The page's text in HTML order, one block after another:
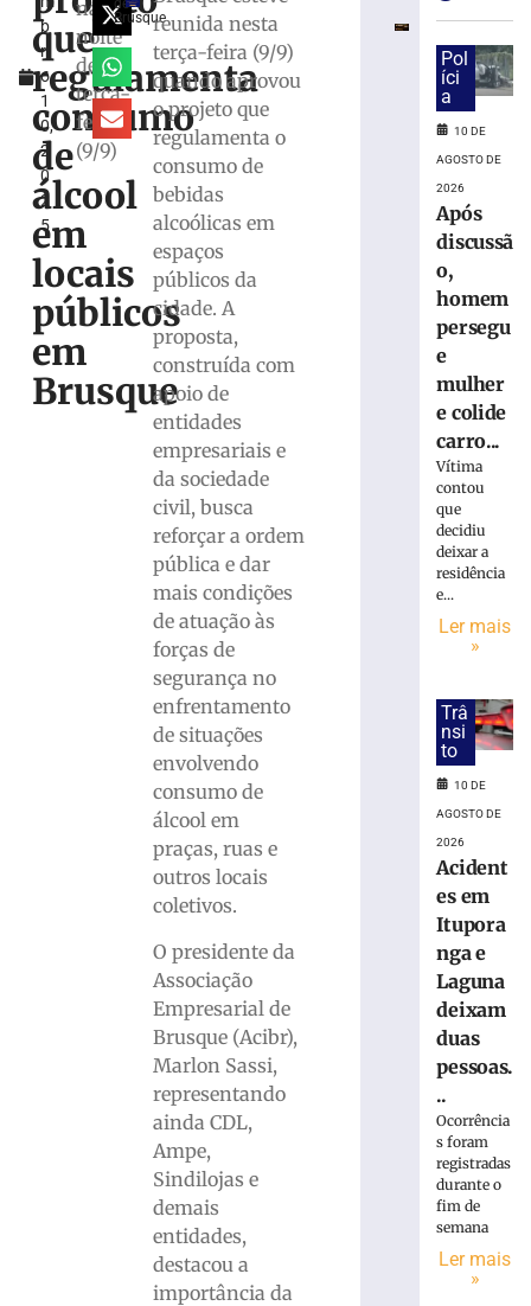
b
r
o
1
0,
2
0
2
5
que
regulamenta
consumo
de
álcool
em
locais
públicos
em
Brusque
na
noite
desta
terça-
feira
(9/9)
de
Brusquereunida nesta
terça-feira (9/9)
quando aprovou
o projeto que
regulamenta o
consumo de
bebidas
alcoólicas em
espaços
públicos da
cidade. A
proposta,
construída com
apoio de
entidades
empresariais e
da sociedade
civil, busca
reforçar a ordem
pública e dar
mais condições
de atuação às
forças de
segurança no
enfrentamento
de situações
envolvendo
consumo de
álcool em
praças, ruas e
outros locais
coletivos.
O presidente da
Associação
Empresarial de
Brusque (Acibr),
Marlon Sassi,
representando
ainda CDL,
Ampe,
Sindilojas e
demais
entidades,
destacou a
importância da
Brusque:
Câmara
entrega
Títulos
Cidadão
Honorário
decide
afastar
Marco
Buzzi
pede
perda
infrações
disciplinares
homologa
candidaturas
Jucineia
Ribeiro
Eckart
Deputada
Estadual
Vagner
Tebalde
Pol
íci
a
10 DE
AGOSTO DE
2026
Após
discussã
o,
homem
persegu
e
mulher
e colide
carro...
Vítima
contou
que
decidiu
deixar a
residência
e...
Ler mais
»
Trâ
nsi
to
10 DE
AGOSTO DE
2026
Acident
es em
Itupora
nga e
Laguna
deixam
duas
pessoas.
..
Ocorrência
s foram
registradas
durante o
fim de
semana
Ler mais
»